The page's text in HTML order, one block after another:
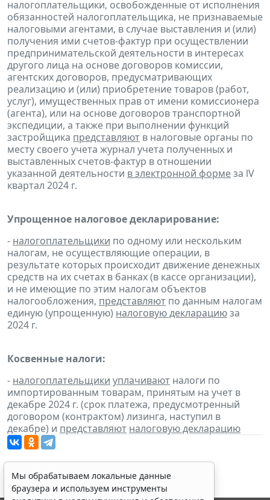
налогоплательщики, освобожденные от исполнения
обязанностей налогоплательщика, не признаваемые
налоговыми агентами, в случае выставления и (или)
получения ими счетов-фактур при осуществлении
предпринимательской деятельности в интересах
другого лица на основе договоров комиссии,
агентских договоров, предусматривающих
реализацию и (или) приобретение товаров (работ,
услуг), имущественных прав от имени комиссионера
(агента), или на основе договоров транспортной
экспедиции, а также при выполнении функций
застройщика представляют в налоговые органы по
месту своего учета журнал учета полученных и
выставленных счетов-фактур в отношении
указанной деятельности в электронной формеза lV
квартал 2024 г.
Упрощенное налоговое декларирование:
- налогоплательщики по одному или нескольким
налогам, не осуществляющие операции, в
результате которых происходит движение денежных
средств на их счетах в банках (в кассе организации),
и не имеющие по этим налогам объектов
налогообложения, представляют по данным налогам
единую (упрощенную) налоговую декларациюза
2024 г.
Косвенные налоги:
- налогоплательщики уплачивают налоги по
импортированным товарам, принятым на учет в
декабре 2024 г. (срок платежа, предусмотренный
договором (контрактом) лизинга, наступил в
декабре) и представляют налоговую декларацию
Мы обрабатываем локальные данные
браузера и используем инструменты